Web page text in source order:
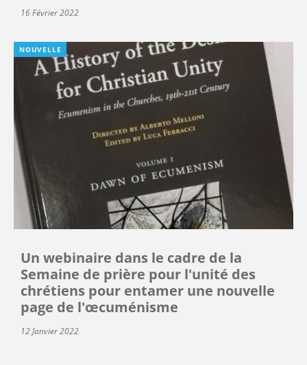
16 Février 2022
NOUVELLE
Un webinaire dans le cadre de la
Semaine de prière pour l'unité des
chrétiens pour entamer une nouvelle
page de l'œcuménisme
12 Janvier 2022